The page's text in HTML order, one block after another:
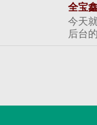
全宝
今天
后台